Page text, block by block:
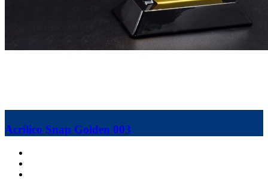
Acrílico Snap Golden 003